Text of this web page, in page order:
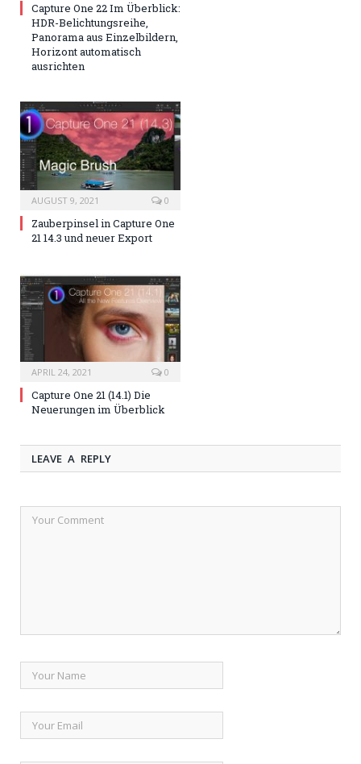
Capture One 22 Im Überblick:
HDR-Belichtungsreihe,
Panorama aus Einzelbildern,
Horizont automatisch
ausrichten
AUGUST 9, 2021 0
Zauberpinsel in Capture One
21 14.3 und neuer Export
APRIL 24, 2021 0
Capture One 21 (14.1) Die
Neuerungen im Überblick
LEAVE A REPLY